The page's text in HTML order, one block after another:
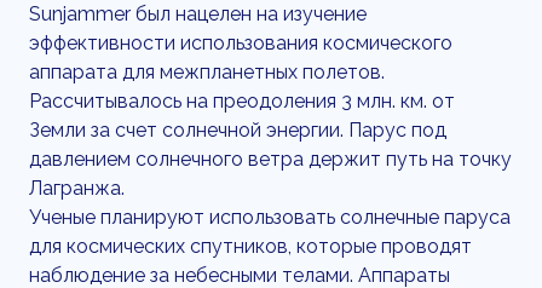
Sunjammer был нацелен на изучение
эффективности использования космического
аппарата для межпланетных полетов.
Рассчитывалось на преодоления 3 млн. км. от
Земли за счет солнечной энергии. Парус под
давлением солнечного ветра держит путь на точку
Лагранжа.
Ученые планируют использовать солнечные паруса
для космических спутников, которые проводят
наблюдение за небесными телами. Аппараты